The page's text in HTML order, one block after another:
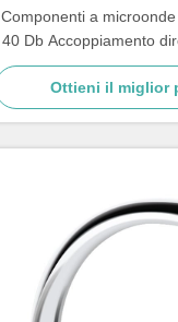
Componenti a
40 Db Accoppiamento
50 GHZ
Ottieni il miglior